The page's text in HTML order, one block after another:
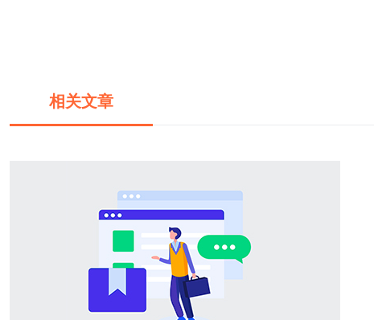
相关文章